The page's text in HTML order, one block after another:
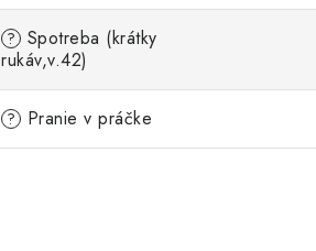
? Spotreba (krátky
rukáv,v.42)
? Pranie v práčke